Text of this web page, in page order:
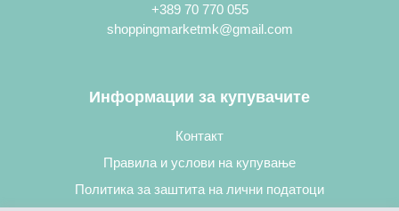
+389 70 770 055
shoppingmarketmk@gmail.com
Информации за купувачите
Контакт
Правила и услови на купување
Политика за заштита на лични податоци